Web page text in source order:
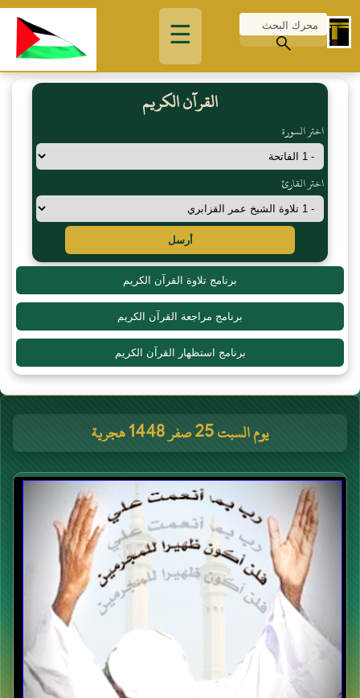
☰
القرآن الكريم
اختر السورة
اختر القارئ
أرسل
برنامج تلاوة القرآن الكريم
برنامج مراجعة القرآن الكريم
برنامج استظهار القرآن الكريم
يوم السبت 25 صفر 1448 هجرية